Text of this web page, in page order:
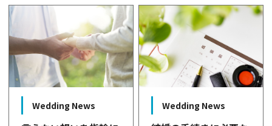
Wedding News Wedding News